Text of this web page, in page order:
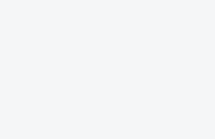
2026, via un octroi massif de crédits
20e anniversaire de la
nouvelle campagne